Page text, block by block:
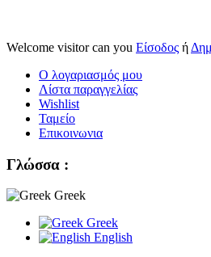
Welcome visitor can you Είσοδος ή
Ο λογαριασμός μου
Λίστα παραγγελίας
Wishlist
Ταμείο
Επικοινωνια
Γλώσσα :
Greek
Greek
English